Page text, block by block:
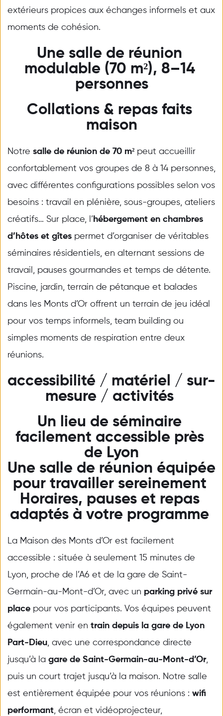
extérieurs propices aux échanges informels et aux
moments de cohésion.
Une salle de réunion
modulable (70 m²), 8–14
personnes
Collations & repas faits
maison
Notre salle de réunion de 70 m² peut accueillir
confortablement vos groupes de 8 à 14 personnes,
avec différentes configurations possibles selon vos
besoins : travail en plénière, sous-groupes, ateliers
créatifs… Sur place, l’ hébergement en chambres
d’hôtes et gîtes permet d’organiser de véritables
séminaires résidentiels, en alternant sessions de
travail, pauses gourmandes et temps de détente.
Piscine, jardin, terrain de pétanque et balades
dans les Monts d’Or offrent un terrain de jeu idéal
pour vos temps informels, team building ou
simples moments de respiration entre deux
réunions.
accessibilité / matériel / sur-
mesure / activités
Un lieu de séminaire
facilement accessible près
de Lyon
Une salle de réunion équipée
pour travailler sereinement
Horaires, pauses et repas
adaptés à votre programme
La Maison des Monts d’Or est facilement
accessible : située à seulement 15 minutes de
Lyon, proche de l’A6 et de la gare de Saint-
Germain-au-Mont-d’Or, avec un parking privé sur
place pour vos participants. Vos équipes peuvent
également venir en train depuis la gare de Lyon
Part-Dieu, avec une correspondance directe
jusqu’à la gare de Saint-Germain-au-Mont-d’Or,
puis un court trajet jusqu’à la maison. Notre salle
est entièrement équipée pour vos réunions : wifi
performant, écran et vidéoprojecteur,